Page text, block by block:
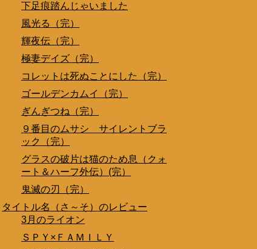
下足痕踏んじゃいました
風光る（完）
輝夜伝（完）
極妻デイズ（完）
コレットは死ぬことにした（完）
ゴールデンカムイ（完）
ぎんぎつね（完）
９番目のムサシ サイレントブラ
ック（完）
グラスの破片は猫のため息（クォ
ート＆ハーフ外伝）(完）
鬼滅の刃（完）
タイトル名（さ～そ）のレビュー
3月のライオン
ＳＰＹ×ＦＡＭＩＬＹ